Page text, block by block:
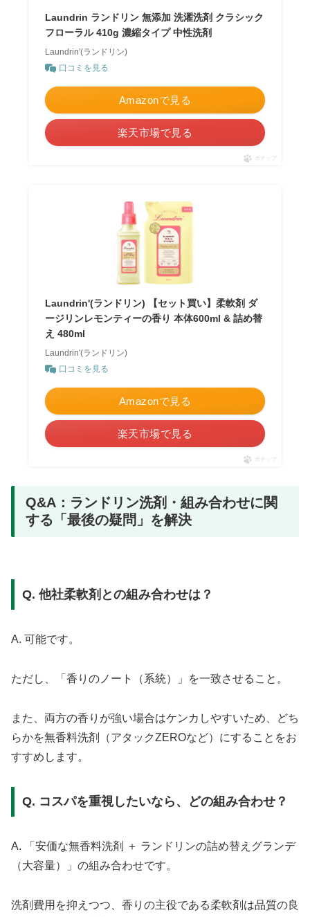
Laundrin ランドリン 無添加 洗濯洗剤 クラシック
フローラル 410g 濃縮タイプ 中性洗剤
Laundrin'(ランドリン)
口コミを見る
Amazonで見る
楽天市場で見る
ポチップ
Laundrin'(ランドリン) 【セット買い】柔軟剤 ダ
ージリンレモンティーの香り 本体600ml & 詰め替
え 480ml
Laundrin'(ランドリン)
口コミを見る
Amazonで見る
楽天市場で見る
ポチップ
Q&A：ランドリン洗剤・組み合わせに関
する「最後の疑問」を解決
Q. 他社柔軟剤との組み合わせは？
A. 可能です。
ただし、「香りのノート（系統）」を一致させること。
また、両方の香りが強い場合はケンカしやすいため、どち
らかを無香料洗剤（アタックZEROなど）にすることをお
すすめします。
Q. コスパを重視したいなら、どの組み合わせ？
A. 「安価な無香料洗剤 ＋ ランドリンの詰め替えグランデ
（大容量）」の組み合わせです。
洗剤費用を抑えつつ、香りの主役である柔軟剤は品質の良